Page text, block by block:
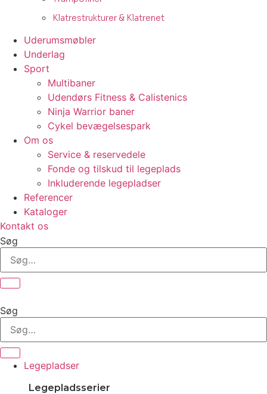
Klatrestrukturer & Klatrenet
Uderumsmøbler
Underlag
Sport
Multibaner
Udendørs Fitness & Calistenics
Ninja Warrior baner
Cykel bevægelsespark
Om os
Service & reservedele
Fonde og tilskud til legeplads
Inkluderende legepladser
Referencer
Kataloger
Kontakt os
Søg
Søg
Legepladser
Legepladsserier